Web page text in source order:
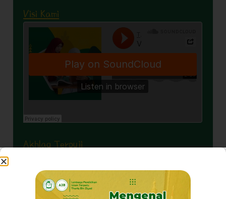
Visi Kami
Akhlaq Terpuji